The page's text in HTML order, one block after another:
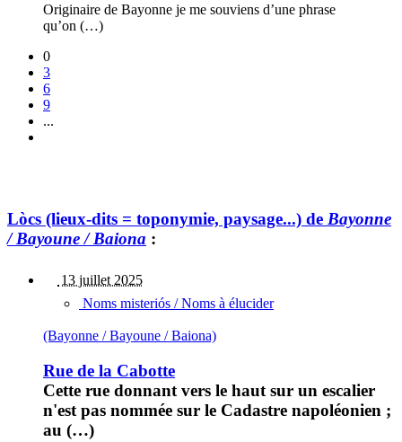
Originaire de Bayonne je me souviens d’une phrase
qu’on (…)
0
3
6
9
...
Lòcs (lieux-dits = toponymie, paysage...) de Bayonne
/ Bayoune / Baiona :
13 juillet 2025
Noms misteriós / Noms à élucider
(Bayonne / Bayoune / Baiona)
Rue de la Cabotte
Cette rue donnant vers le haut sur un escalier
n'est pas nommée sur le Cadastre napoléonien ;
au (…)